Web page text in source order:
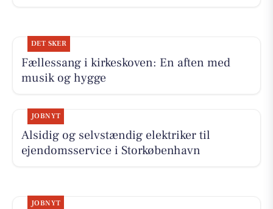
DET SKER
Fællessang i kirkeskoven: En aften med
musik og hygge
JOBNYT
Alsidig og selvstændig elektriker til
ejendomsservice i Storkøbenhavn
JOBNYT